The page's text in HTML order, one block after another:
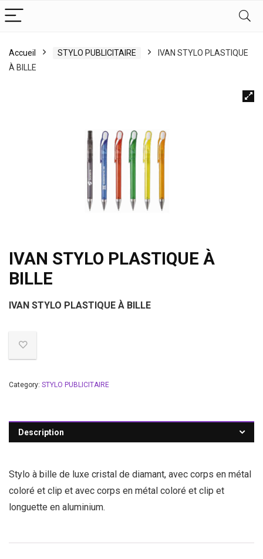
Accueil STYLO PUBLICITAIRE
IVAN STYLO PLASTIQUE
À BILLE
IVAN STYLO PLASTIQUE À
BILLE
IVAN STYLO PLASTIQUE À BILLE
Category: STYLO PUBLICITAIRE
Description
Stylo à bille de luxe cristal de diamant, avec corps en métal
coloré et clip et avec corps en métal coloré et clip et
longuette en aluminium.